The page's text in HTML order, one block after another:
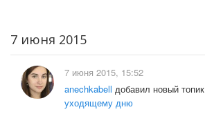
7 июня 2015
7 июня 2015, 15:52
anechkabell добавил новый топик
уходящему дню